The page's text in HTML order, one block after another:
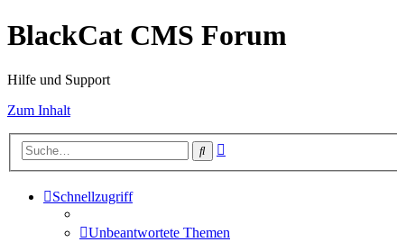
BlackCat CMS Forum
Hilfe und Support
Zum Inhalt
Suche
Schnellzugriff
Unbeantwortete Themen